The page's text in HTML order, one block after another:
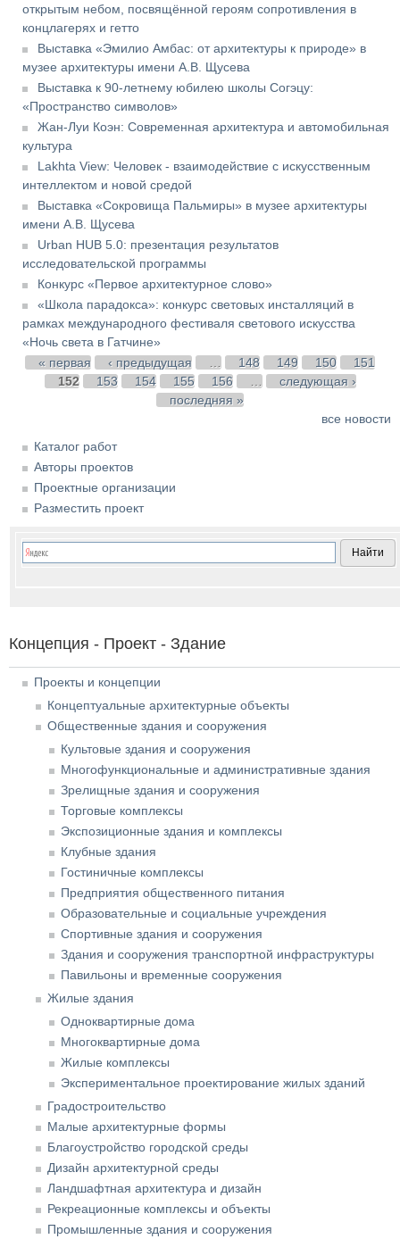
открытым небом, посвящённой героям сопротивления в
концлагерях и гетто
Выставка «Эмилио Амбас: от архитектуры к природе» в
музее архитектуры имени А.В. Щусева
Выставка к 90-летнему юбилею школы Согэцу:
«Пространство символов»
Жан-Луи Коэн: Современная архитектура и автомобильная
культура
Lakhta View: Человек - взаимодействие с искусственным
интеллектом и новой средой
Выставка «Сокровища Пальмиры» в музее архитектуры
имени А.В. Щусева
Urban HUB 5.0: презентация результатов
исследовательской программы
Конкурс «Первое архитектурное слово»
«Школа парадокса»: конкурс световых инсталляций в
рамках международного фестиваля светового искусства
«Ночь света в Гатчине»
Страницы
« первая ‹ предыдущая 148 149 150
151
152
153 154 155 156
следующая ›
последняя »
все новости
Каталог работ
Авторы проектов
Проектные организации
Разместить проект
Концепция - Проект - Здание
Проекты и концепции
Концептуальные архитектурные объекты
Общественные здания и сооружения
Культовые здания и сооружения
Многофункциональные и административные здания
Зрелищные здания и сооружения
Торговые комплексы
Экспозиционные здания и комплексы
Клубные здания
Гостиничные комплексы
Предприятия общественного питания
Образовательные и социальные учреждения
Спортивные здания и сооружения
Здания и сооружения транспортной инфраструктуры
Павильоны и временные сооружения
Жилые здания
Одноквартирные дома
Многоквартирные дома
Жилые комплексы
Экспериментальное проектирование жилых зданий
Градостроительство
Малые архитектурные формы
Благоустройство городской среды
Дизайн архитектурной среды
Ландшафтная архитектура и дизайн
Рекреационные комплексы и объекты
Промышленные здания и сооружения